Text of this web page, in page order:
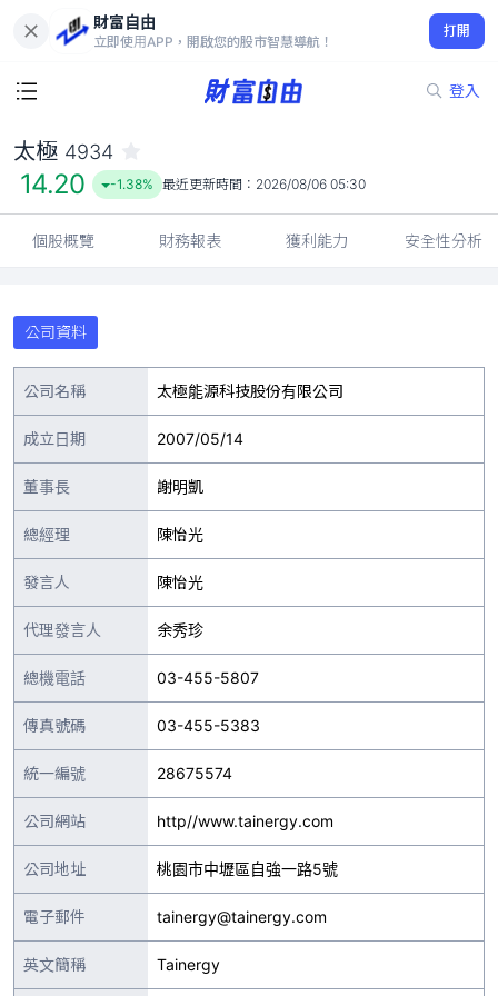
財富自由
立即使用APP，開啟您的股市智慧導航！
打開
登入
14.20
-1.38%
太極 4934
14.20 -1.38% 最近更新時間： 2026/08/06 05:30
個股概覽 財務報表 獲利能力 安全性分析
公司資料
公司名稱 太極能源科技股份有限公司
成立日期 2007/05/14
董事長 謝明凱
總經理 陳怡光
發言人 陳怡光
代理發言人 余秀珍
總機電話 03-455-5807
傳真號碼 03-455-5383
統一編號 28675574
公司網站 http//www.tainergy.com
公司地址 桃園市中壢區自強一路5號
電子郵件 tainergy@tainergy.com
英文簡稱 Tainergy